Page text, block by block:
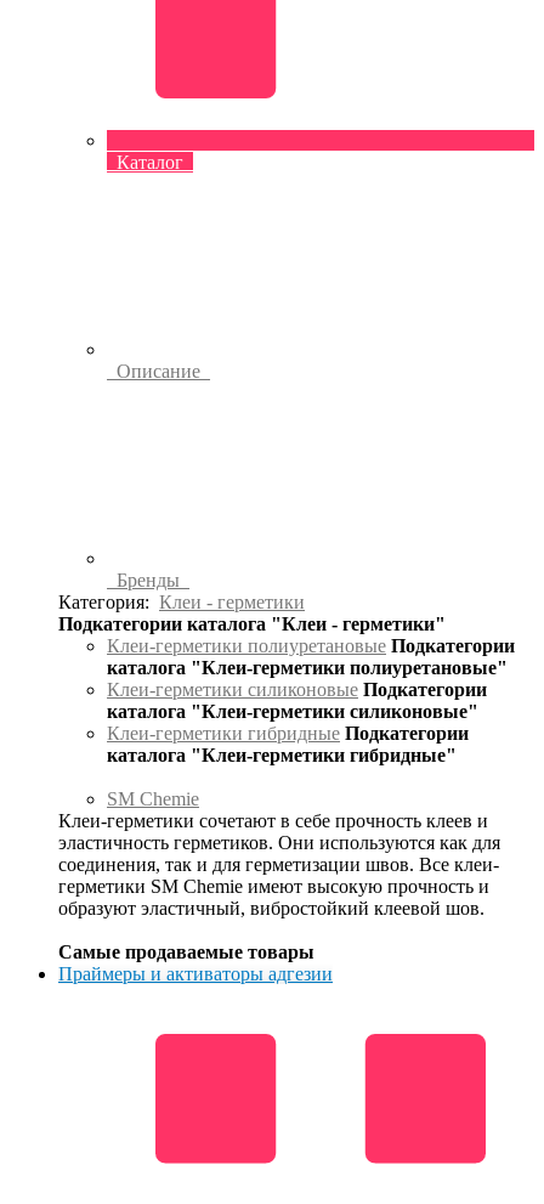
Каталог
Описание
Бренды
Категория: Клеи - герметики
Подкатегории каталога "Клеи - герметики"
Клеи-герметики полиуретановые Подкатегории
каталога "Клеи-герметики полиуретановые"
Клеи-герметики силиконовые Подкатегории
каталога "Клеи-герметики силиконовые"
Клеи-герметики гибридные Подкатегории
каталога "Клеи-герметики гибридные"
SM Chemie
Клеи-герметики сочетают в себе прочность клеев и
эластичность герметиков. Они используются как для
соединения, так и для герметизации швов. Все клеи-
герметики SM Chemie имеют высокую прочность и
образуют эластичный, вибростойкий клеевой шов.
Самые продаваемые товары
Праймеры и активаторы адгезии